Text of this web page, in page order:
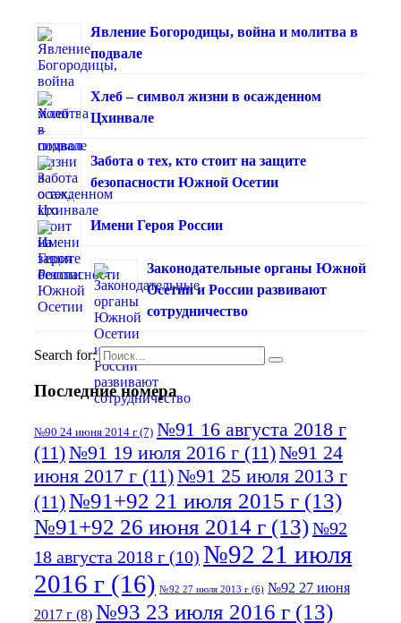
Явление Богородицы, война и молитва в
подвале
Хлеб – символ жизни в осажденном
Цхинвале
Забота о тех, кто стоит на защите
безопасности Южной Осетии
Имени Героя России
Законодательные органы Южной
Осетии и России развивают
сотрудничество
Search for:
Последние номера
№90 24 июня 2014 г (7) №91 16 августа 2018 г
(11)№91 19 июля 2016 г (11)№91 24
июня 2017 г (11)№91 25 июля 2013 г
(11)№91+92 21 июля 2015 г (13)
№91+92 26 июня 2014 г (13)№92
18 августа 2018 г (10) №92 21 июля
2016 г (16) №92 27 июля 2013 г (6) №92 27 июня
2017 г (8) №93 23 июля 2016 г (13)